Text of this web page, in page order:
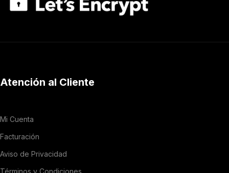
Atención al Cliente
Mi Cuenta
Facturación
Aviso de Privacidad
Términos y Condiciones